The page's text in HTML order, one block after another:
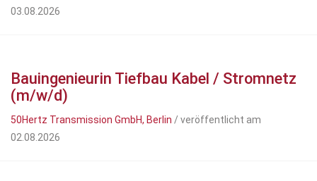
03.08.2026
Bauingenieurin Tiefbau Kabel / Stromnetz
(m/w/d)
50Hertz Transmission GmbH, Berlin / veröffentlicht am
02.08.2026